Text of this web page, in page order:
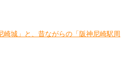
崎城」と、昔ながらの「阪神尼崎駅周